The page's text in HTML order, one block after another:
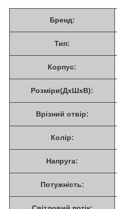
Бренд:
Тип:
Корпус:
Розміри(ДхШхВ):
Врізний отвір:
Колір:
Напруга:
Потужність: